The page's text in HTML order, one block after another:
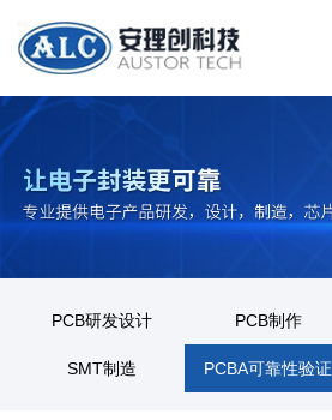
PCB研发设计 PCB制作
SMT制造 PCBA可靠性验证